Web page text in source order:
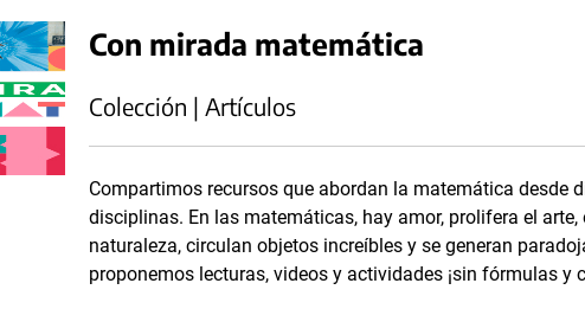
Con mirada matemática
Colección | Artículos
Compartimos recursos que abordan la matemática desde
disciplinas. En las matemáticas, hay amor, prolifera el
naturaleza, circulan objetos increíbles y se generan
proponemos lecturas, videos y actividades ¡sin fórmulas y